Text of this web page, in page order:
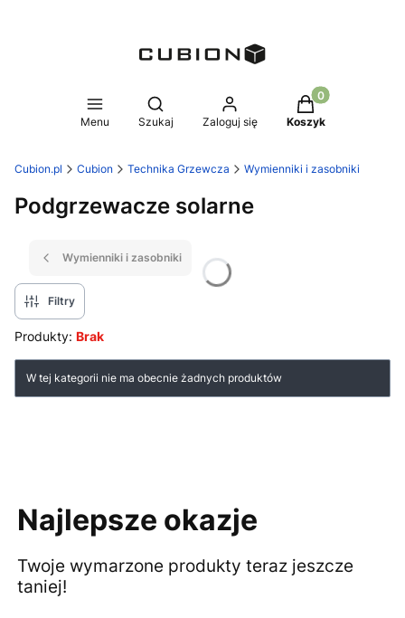
Menu
Otwórz wyszukiwarkę
Szukaj Zaloguj się
Produkty w
Koszyk
Cubion.pl Cubion Technika Grzewcza Wymienniki i zasobniki
Podgrzewacze solarne
Wymienniki i zasobniki
Filtry
Produkty: Brak
Lista produktów
W tej kategorii nie ma obecnie żadnych produktów
Najlepsze okazje
Twoje wymarzone produkty teraz jeszcze
taniej!